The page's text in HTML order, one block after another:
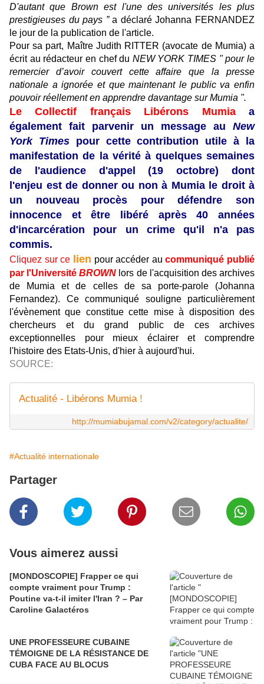
D'autant que Brown est l'une des universités les plus
prestigieuses du pays ”a déclaré Johanna FERNANDEZ
le jour de la publication de l'article.
Pour sa part, Maître Judith RITTER (avocate de Mumia) a
écrit au rédacteur en chef du NEW YORK TIMES " pour le
remercier d’avoir couvert cette affaire que la presse
nationale a ignorée et que maintenant le public va enfin
pouvoir réellement en apprendre davantage sur Mumia ".
Le Collectif français Libérons Mumiaa
également fait parvenir un message au New
York Timespour cette contribution utile à la
manifestation de la vérité à quelques semaines
de l'audience d'appel (19 octobre) dont
l'enjeu est de donner ou non à Mumia le droit à
un nouveau procès pour défendre son
innocence et être libéré après 40 années
d'incarcération pour un crime qu'il n'a pas
commis.
Cliquez sur ce lien pour accéder aucommuniqué publié
par l'UniversitéBROWN lors de l'acquisition des archives
de Mumia et de celles de sa porte-parole (Johanna
Fernandez). Ce communiqué souligne particulièrement
l'évènement que constitue cette mise à disposition des
chercheurs et du grand public de ces archives
exceptionnelles pour mieux éclairer et comprendre
l'histoire des Etats-Unis, d'hier à aujourd'hui.
SOURCE:
Actualité - Libérons Mumia !
http://mumiabujamal.com/v2/category/actualite/
#Actualité internationale
Partager
Vous aimerez aussi
[MONDOSCOPIE] Frapper ce qui
compte vraiment pour Trump :
Poutine va-t-il imiter l'Iran ? – Par
Caroline Galactéros
UNE PROFESSEURE CUBAINE
TÉMOIGNE DE LA RÉSISTANCE DE
CUBA FACE AU BLOCUS